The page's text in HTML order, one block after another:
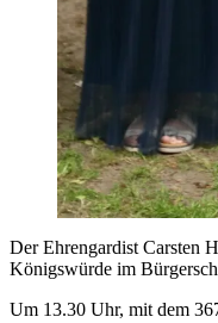
Der Ehrengardist Carsten
Königswürde im
Um 13.30 Uhr, mit dem